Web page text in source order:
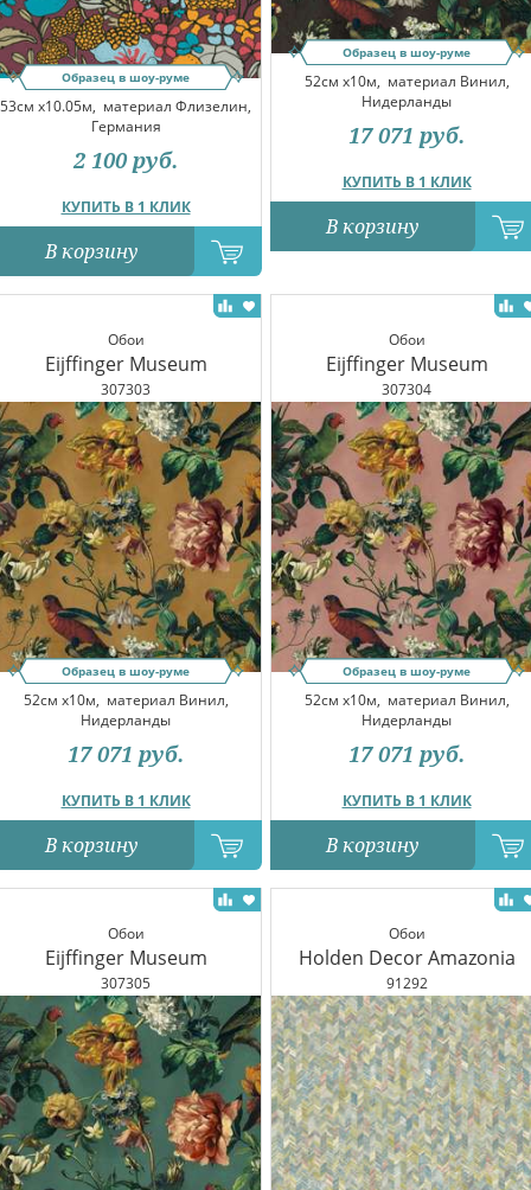
Образец в шоу-руме
53см x10.05м, материал Флизелин,
Германия
КУПИТЬ В 1 КЛИК
2 100 руб.
В корзину
Образец в шоу-руме
52см x10м, материал Винил,
Нидерланды
КУПИТЬ В 1 КЛИК
17 071 руб.
В корзину
Обои
Eijffinger Museum
307303
Образец в шоу-руме
52см x10м, материал Винил,
Нидерланды
КУПИТЬ В 1 КЛИК
17 071 руб.
В корзину
Обои
Eijffinger Museum
307304
Образец в шоу-руме
52см x10м, материал Винил,
Нидерланды
КУПИТЬ В 1 КЛИК
17 071 руб.
В корзину
Обои
Eijffinger Museum
307305
Обои
Holden Decor Amazonia
91292